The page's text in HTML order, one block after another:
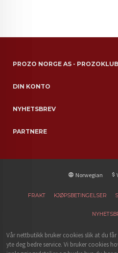
PROZO NORGE AS -
DIN KONTO
NYHETSBREV
PARTNERE
Norwegian
FRAKT KJØPSBETINGELSER
Vår nettbutikk bruker cookies slik at du
yte deg bedre service. Vi bruker cookies